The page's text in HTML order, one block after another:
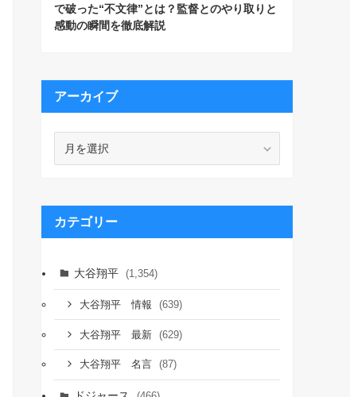
で破った“不文律”とは？監督とのやり取りと
感動の瞬間を徹底解説
アーカイブ
ブ
カテゴリー
大谷翔平 (1,354)
大谷翔平 情報 (639)
大谷翔平 最新 (629)
大谷翔平 名言 (87)